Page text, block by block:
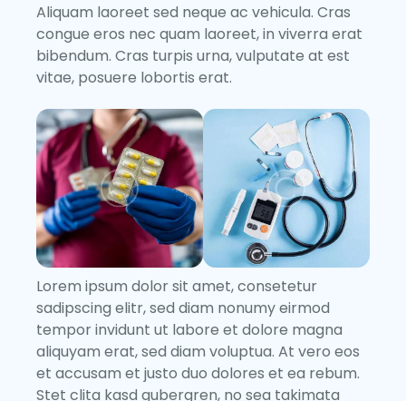
Aliquam laoreet sed neque ac vehicula. Cras
congue eros nec quam laoreet, in viverra erat
bibendum. Cras turpis urna, vulputate at est
vitae, posuere lobortis erat.
Lorem ipsum dolor sit amet, consetetur
sadipscing elitr, sed diam nonumy eirmod
tempor invidunt ut labore et dolore magna
aliquyam erat, sed diam voluptua. At vero eos
et accusam et justo duo dolores et ea rebum.
Stet clita kasd gubergren, no sea takimata